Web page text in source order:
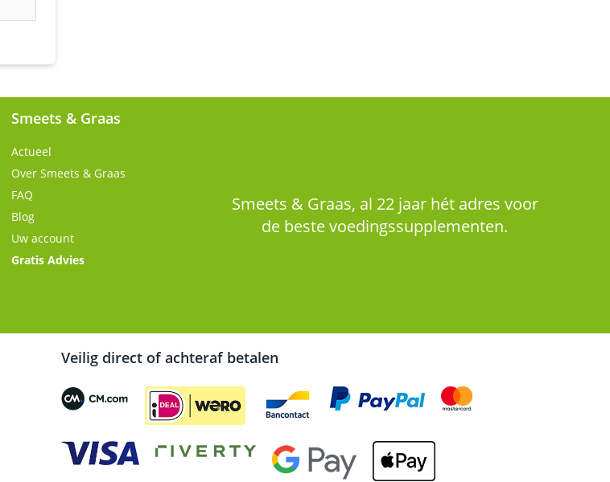
Smeets & Graas
Actueel
Over Smeets & Graas
FAQ
Blog
Uw account
Gratis Advies
Smeets & Graas, al 22 jaar hét adres voor
de beste voedingssupplementen.
Veilig direct of achteraf betalen